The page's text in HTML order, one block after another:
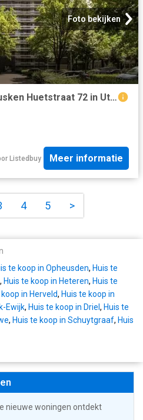
Foto bekijken
Appartement te koop Busken Huetstraat 72 in Utrecht voor € 375.
Listedbuy Meer informatie
4 5 >
te koop in Opheusden, Huis te
, Huis te koop in Heteren, Huis te
in Herveld, Huis te koop in
Ewijk, Huis te koop in Driel , Huis te
, Huis te koop in Schuytgraaf, Huis
nieuwe woningen ontdekt